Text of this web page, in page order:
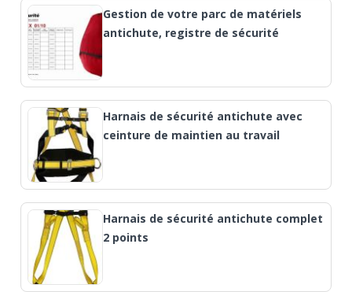
Gestion de votre parc de matériels
antichute, registre de sécurité
Harnais de sécurité antichute avec
ceinture de maintien au travail
Harnais de sécurité antichute complet
2 points